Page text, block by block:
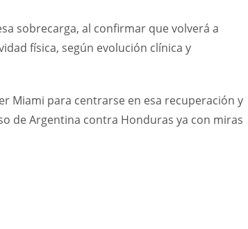
sobrecarga, al confirmar que volverá a
física, según evolución clínica y
Miami para centrarse en esa recuperación y
de Argentina contra Honduras ya con miras